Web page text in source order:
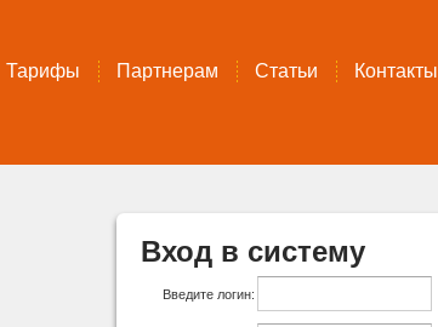
Тарифы Партнерам Статьи Контакты
Вход в систему
Введите логин: